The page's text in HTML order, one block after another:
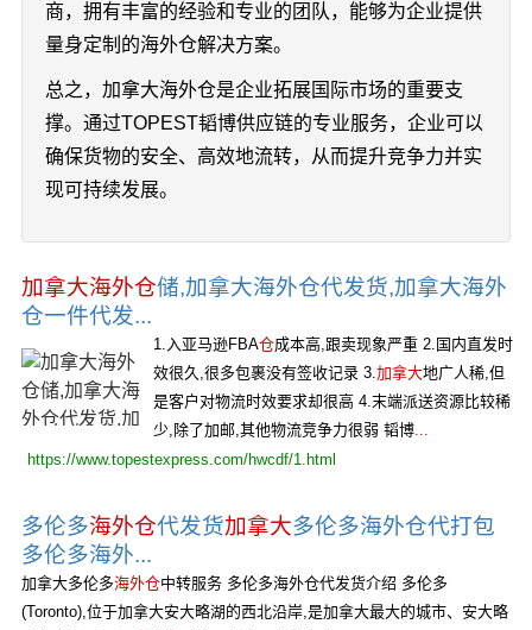
商，拥有丰富的经验和专业的团队，能够为企业提供
量身定制的海外仓解决方案。
总之，加拿大海外仓是企业拓展国际市场的重要支
撑。通过TOPEST韬博供应链的专业服务，企业可以
确保货物的安全、高效地流转，从而提升竞争力并实
现可持续发展。
加拿大海外仓储,加拿大海外仓代发货,加拿大海外
仓一件代发...
1.入亚马逊FBA仓成本高,跟卖现象严重 2.国内直发时
效很久,很多包裹没有签收记录 3.加拿大地广人稀,但
是客户对物流时效要求却很高 4.末端派送资源比较稀
少,除了加邮,其他物流竞争力很弱 韬博...
https://www.topestexpress.com/hwcdf/1.html
多伦多海外仓代发货加拿大多伦多海外仓代打包
多伦多海外...
加拿大多伦多海外仓中转服务 多伦多海外仓代发货介绍 多伦多
(Toronto),位于加拿大安大略湖的西北沿岸,是加拿大最大的城市、安大略